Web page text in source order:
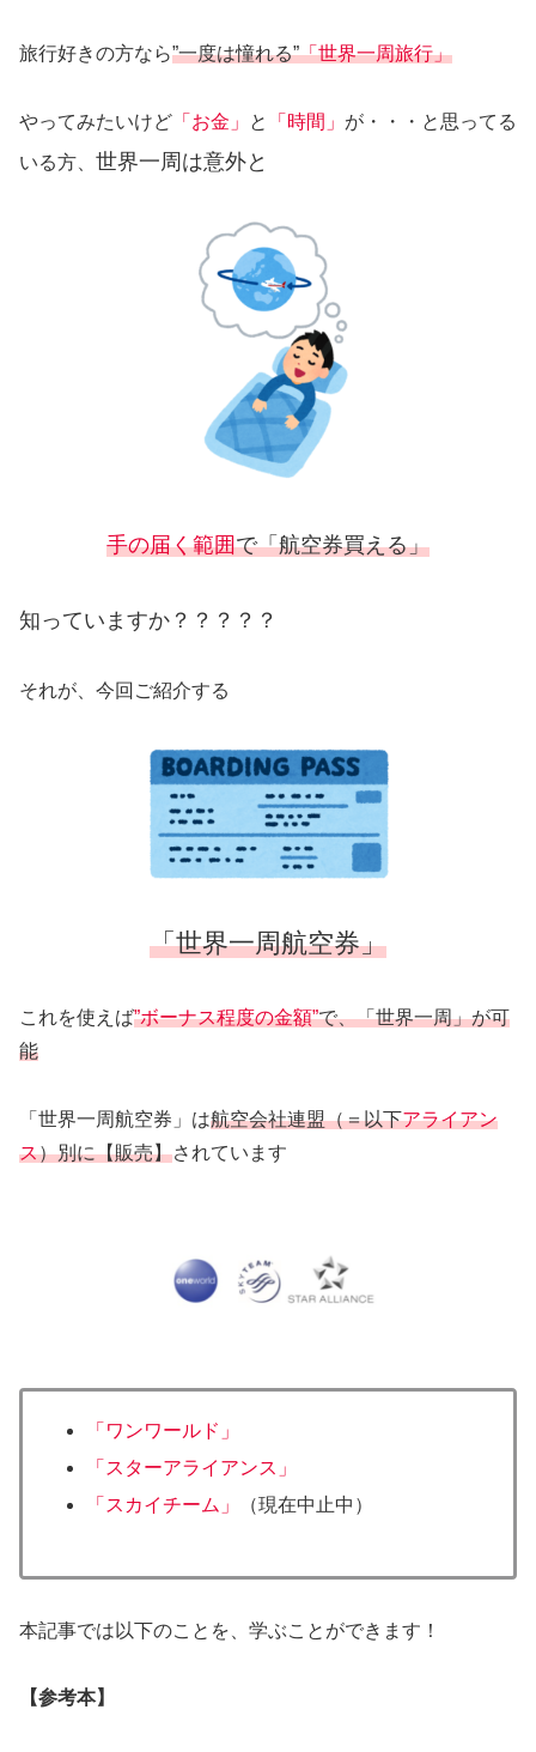
旅行好きの方なら”一度は憧れる”「世界一周旅行」
やってみたいけど 「お金」 と 「時間」 が・・・と思ってる
いる方、 世界一周は意外と
手の届く範囲で「航空券買える」
知っていますか？？？？？
それが、今回ご紹介する
「世界一周航空券」
これを使えば”ボーナス程度の金額”で、「世界一周」が可
能
「世界一周航空券」は航空会社連盟（＝以下アライアン
ス）別に【販売】されています
「ワンワールド」
「スターアライアンス」
「スカイチーム」
（現在中止中）
本記事では以下のことを、学ぶことができます！
【参考本】